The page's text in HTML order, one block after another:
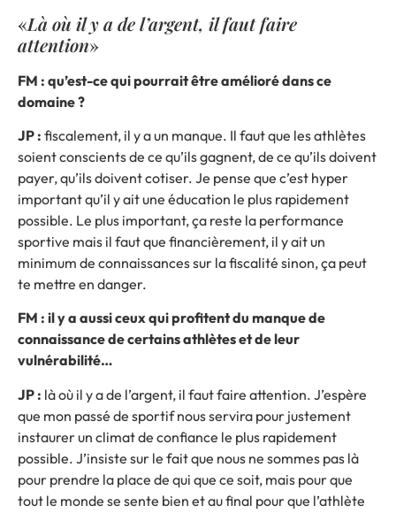
«Là où il y a de l’argent, il faut faire
attention»
FM : qu’est-ce qui pourrait être amélioré dans ce
domaine ?
JP : fiscalement, il y a un manque. Il faut que les athlètes
soient conscients de ce qu’ils gagnent, de ce qu’ils doivent
payer, qu’ils doivent cotiser. Je pense que c’est hyper
important qu’il y ait une éducation le plus rapidement
possible. Le plus important, ça reste la performance
sportive mais il faut que financièrement, il y ait un
minimum de connaissances sur la fiscalité sinon, ça peut
te mettre en danger.
FM : il y a aussi ceux qui profitent du manque de
connaissance de certains athlètes et de leur
vulnérabilité…
JP : là où il y a de l’argent, il faut faire attention. J’espère
que mon passé de sportif nous servira pour justement
instaurer un climat de confiance le plus rapidement
possible. J’insiste sur le fait que nous ne sommes pas là
pour prendre la place de qui que ce soit, mais pour que
tout le monde se sente bien et au final pour que l’athlète